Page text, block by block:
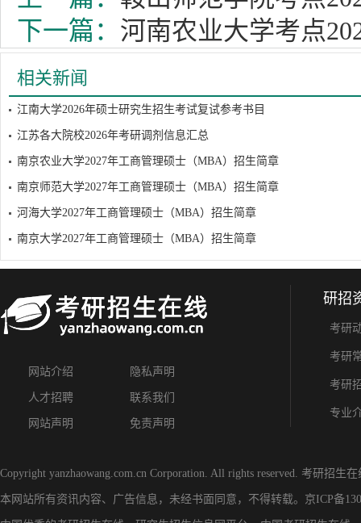
下一篇： 河南农业大学考点
相关新闻
江南大学2026年硕士研究生招生考试复试参考书目
江苏各大院校2026年考研调剂信息汇总
南京农业大学2027年工商管理硕士（MBA）招生简章
南京师范大学2027年工商管理硕士（MBA）招生简章
河海大学2027年工商管理硕士（MBA）招生简章
南京大学2027年工商管理硕士（MBA）招生简章
网站介绍 隐私声明
人才招聘 联系我们
网站声明 免责声明
研招
考研
考研
考研
专业
Copyright yanzhaowang.com.cn Corporation. All rights reserved. 考研招生在
本网站所有资讯内容、广告信息，未经书面同意，不得转载。 京ICP备